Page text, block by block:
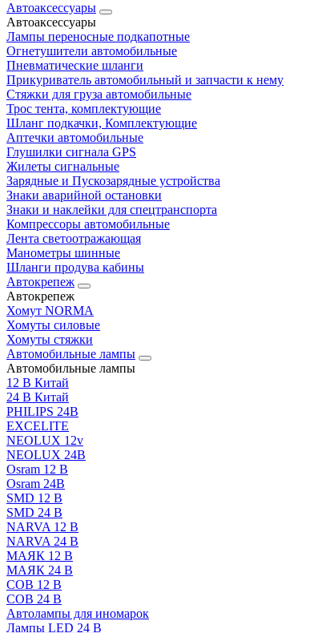
Автоаксессуары
Автоаксессуары
Лампы переносные подкапотные
Огнетушители автомобильные
Пневматические шланги
Прикуриватель автомобильный и запчасти к нему
Стяжки для груза автомобильные
Трос тента, комплектующие
Шланг подкачки, Комплектующие
Аптечки автомобильные
Глушилки сигнала GPS
Жилеты сигнальные
Зарядные и Пускозарядные устройства
Знаки аварийной остановки
Знаки и наклейки для спецтранспорта
Компрессоры автомобильные
Лента светоотражающая
Манометры шинные
Шланги продува кабины
Автокрепеж
Автокрепеж
Хомут NORMA
Хомуты силовые
Хомуты стяжки
Автомобильные лампы
Автомобильные лампы
12 В Китай
24 В Китай
PHILIPS 24В
EXCELITE
NEOLUX 12v
NEOLUX 24В
Osram 12 В
Osram 24В
SMD 12 В
SMD 24 В
NARVA 12 В
NARVA 24 В
МАЯК 12 В
МАЯК 24 В
COB 12 В
COB 24 В
Автолампы для иномарок
Лампы LED 24 B